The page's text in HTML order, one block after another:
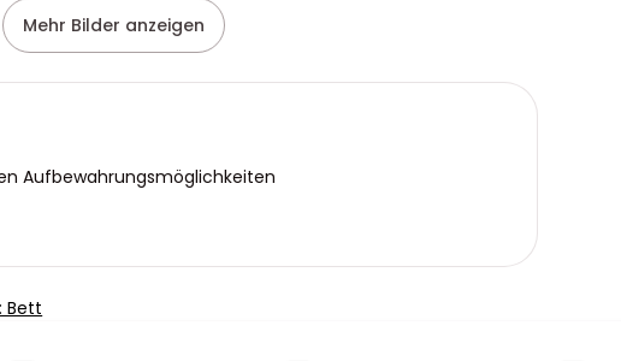
Mehr Bilder anzeigen
Aufbewahrungsmöglichkeiten
Bett